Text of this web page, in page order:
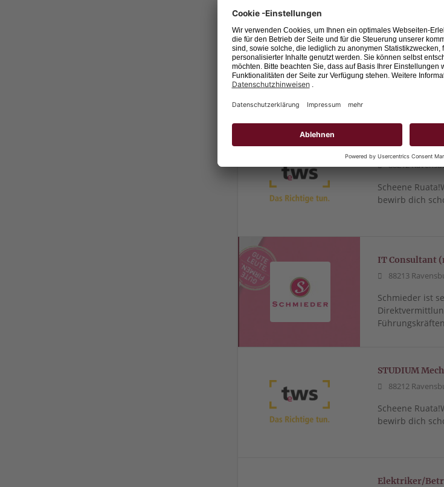
88212
Scheene
bewirb dich
AUSBILDUNG
88212
Scheene
bewirb dich
IT Consultant
88213
Schmieder ist
STUDIUM
88212
Scheene
bewirb dich
Elektriker/